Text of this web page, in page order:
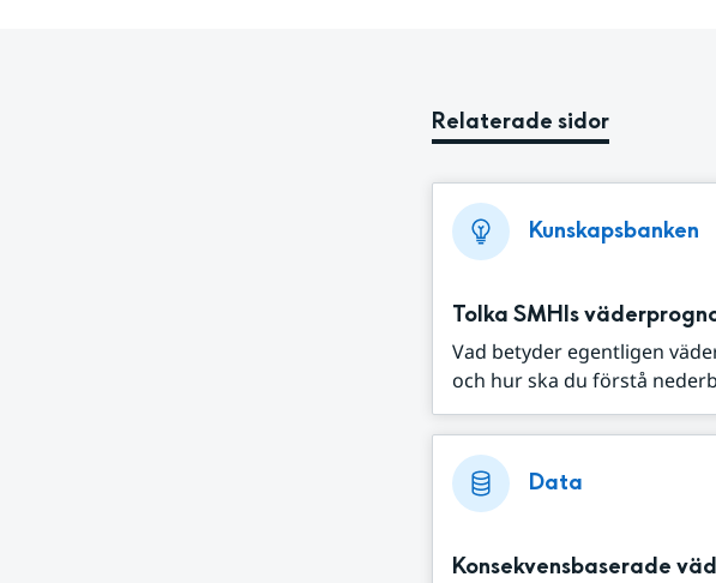
Relaterade sidor
Kunskapsbanken
Tolka SMHIs
Vad betyder egentligen
och hur ska du förstå
Data
Konsekvensbaserade